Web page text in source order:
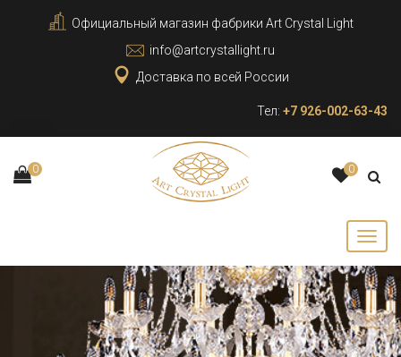
Официальный магазин фабрики Art Crystal Light
info@artcrystallight.ru
Доставка по всей России
Тел: +7 926-002-63-43
0 0